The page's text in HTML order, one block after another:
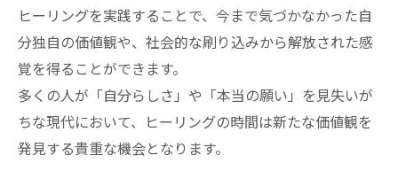
ヒーリングを実践することで、今まで気づかなかった自
分独自の価値観や、社会的な刷り込みから解放された感
覚を得ることができます。
多くの人が「自分らしさ」や「本当の願い」を見失いが
ちな現代において、ヒーリングの時間は新たな価値観を
発見する貴重な機会となります。